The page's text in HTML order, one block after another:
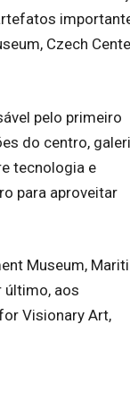
Czech
pelo primeiro
do centro,
tecnologia e
para aproveitar
Museum,
último, aos
Visionary Art,